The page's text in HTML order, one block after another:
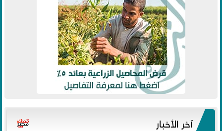
آخر الأخبار